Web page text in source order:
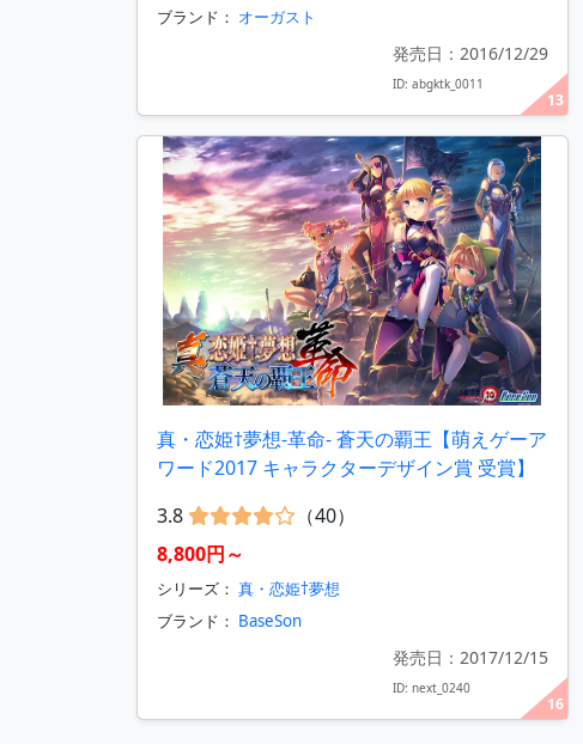
13
ブランド： オーガスト
発売日：2016/12/29
ID: abgktk_0011
16
真・恋姫†夢想-革命- 蒼天の覇王【萌えゲーア
ワード2017 キャラクターデザイン賞 受賞】
3.8
（40）
8,800円～
シリーズ： 真・恋姫†夢想
ブランド： BaseSon
発売日：2017/12/15
ID: next_0240